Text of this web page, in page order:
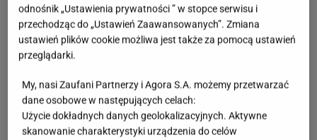
odnośnik „Ustawienia prywatności ” w stopce serwisu i
przechodząc do „Ustawień Zaawansowanych”. Zmiana
ustawień plików cookie możliwa jest także za pomocą ustawień
przeglądarki.
My, nasi Zaufani Partnerzy i Agora S.A. możemy przetwarzać
dane osobowe w następujących celach:
Użycie dokładnych danych geolokalizacyjnych. Aktywne
skanowanie charakterystyki urządzenia do celów